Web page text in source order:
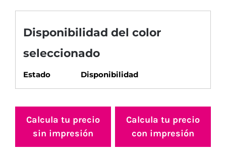
Disponibilidad del color
seleccionado
Estado Disponibilidad
Calcula tu precio
sin impresión
Calcula tu precio
con impresión